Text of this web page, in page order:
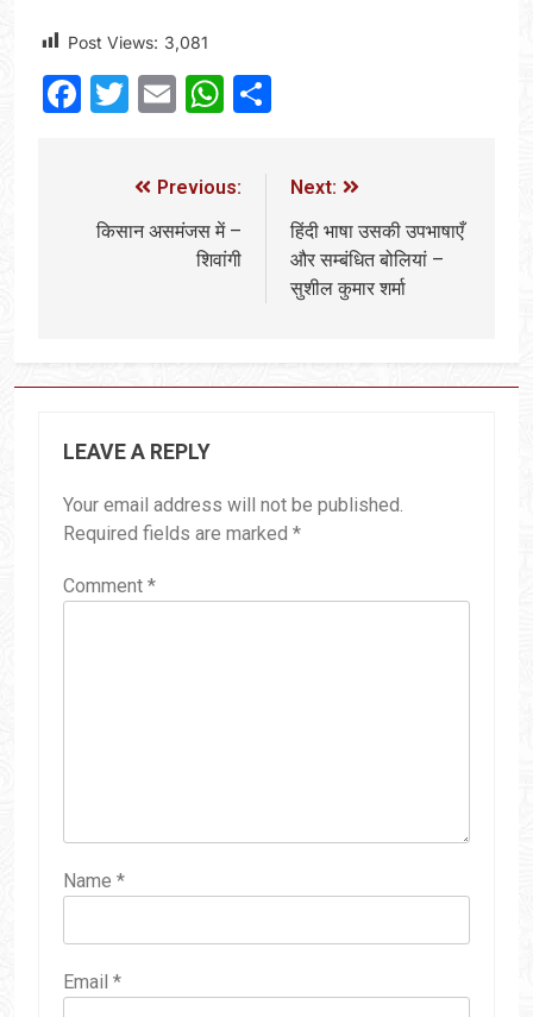
Post Views: 3,081
Facebook
Twitter
EmailWhatsApp
Previous:
किसान असमंजस में –
शिवांगी
Next:
हिंदी भाषा उसकी उपभाषाएँ
और सम्बंधित बोलियां –
सुशील कुमार शर्मा
LEAVE A REPLY
Your email address will not be published.
Required fields are marked *
Comment *
Name *
Email *